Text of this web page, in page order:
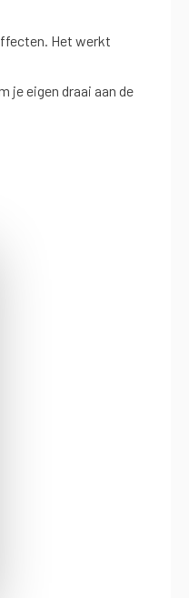
Het werkt
je eigen draai aan de